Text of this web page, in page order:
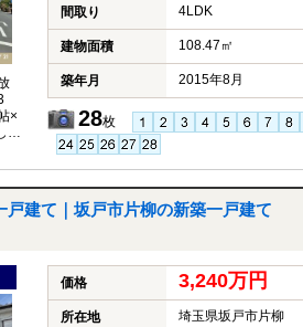
×
て
間取り 4LDK
建物面積 108.47㎡
築年月 2015年8月
28枚
建て｜坂戸市片柳の新築一戸建て
価格 3,240万円
所在地 埼玉県坂戸市片柳